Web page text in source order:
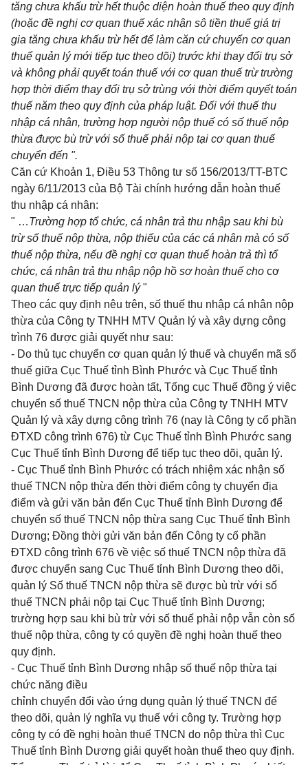
tăng chưa khấu trừ hết thuộc diện hoàn thuế theo quy định
(hoặc đề nghị cơ quan thuế xác nhận sô tiền thuế giá trị
gia tăng chưa khấu trừ hết để làm căn cứ chuyển cơ quan
thuế quản lý mới tiếp tục theo dõi) trước khi thay đổi trụ sở
và không phải quyết toán thuế với cơ quan thuế trừ trường
hợp thời điểm thay đổi trụ sở trùng với thời điểm quyết toán
thuế năm theo quy định của pháp luật. Đối với thuế thu
nhập cá nhân, trường hợp người nộp thuế có số thuế nộp
thừa được bù trừ với số thuế phải nộp tại cơ quan thuế
chuyển đến ".
Căn cứ Khoản 1, Điều 53 Thông tư số 156/2013/TT-BTC
ngày 6/11/2013 của Bộ Tài chính hướng dẫn hoàn thuế
thu nhập cá nhân:
" …Trường hợp tổ chức, cá nhân trả thu nhập sau khi bù
trừ số thuế nộp thừa, nộp thiếu của các cá nhân mà có số
thuế nộp thừa, nếu đề nghị cơ quan thuế hoàn trả thì tổ
chức, cá nhân trả thu nhập nộp hồ sơ hoàn thuế cho cơ
quan thuế trực tiếp quản lý"
Theo các quy định nêu trên, số thuế thu nhập cá nhân nộp
thừa của Công ty TNHH MTV Quản lý và xây dựng công
trình 76 được giải quyết như sau:
- Do thủ tục chuyển cơ quan quản lý thuế và chuyển mã số
thuế giữa Cục Thuế tỉnh Bình Phước và Cục Thuế tỉnh
Bình Dương đã được hoàn tất, Tổng cục Thuế đồng ý việc
chuyển số thuế TNCN nộp thừa của Công ty TNHH MTV
Quản lý và xây dựng công trình 76 (nay là Công ty cổ phần
ĐTXD công trình 676) từ Cục Thuế tỉnh Bình Phước sang
Cục Thuế tỉnh Bình Dương để tiếp tục theo dõi, quản lý.
- Cục Thuế tỉnh Bình Phước có trách nhiệm xác nhận số
thuế TNCN nộp thừa đến thời điểm công ty chuyển địa
điểm và gửi văn bản đến Cục Thuế tỉnh Bình Dương để
chuyển số thuế TNCN nộp thừa sang Cục Thuế tỉnh Bình
Dương; Đồng thời gửi văn bản đến Công ty cổ phần
ĐTXD công trình 676 về việc số thuế TNCN nộp thừa đã
được chuyển sang Cục Thuế tỉnh Bình Dương theo dõi,
quản lý Số thuế TNCN nộp thừa sẽ được bù trừ với số
thuế TNCN phải nộp tại Cục Thuế tỉnh Bình Dương;
trường hợp sau khi bù trừ với số thuế phải nộp vẫn còn số
thuế nộp thừa, công ty có quyền đề nghị hoàn thuế theo
quy định.
- Cục Thuế tỉnh Bình Dương nhập số thuế nộp thừa tại
chức năng điều
chỉnh chuyển đổi vào ứng dụng quản lý thuế TNCN để
theo dõi, quản lý nghĩa vụ thuế với công ty. Trường hợp
công ty có đề nghị hoàn thuế TNCN do nộp thừa thì Cục
Thuế tỉnh Bình Dương giải quyết hoàn thuế theo quy định.